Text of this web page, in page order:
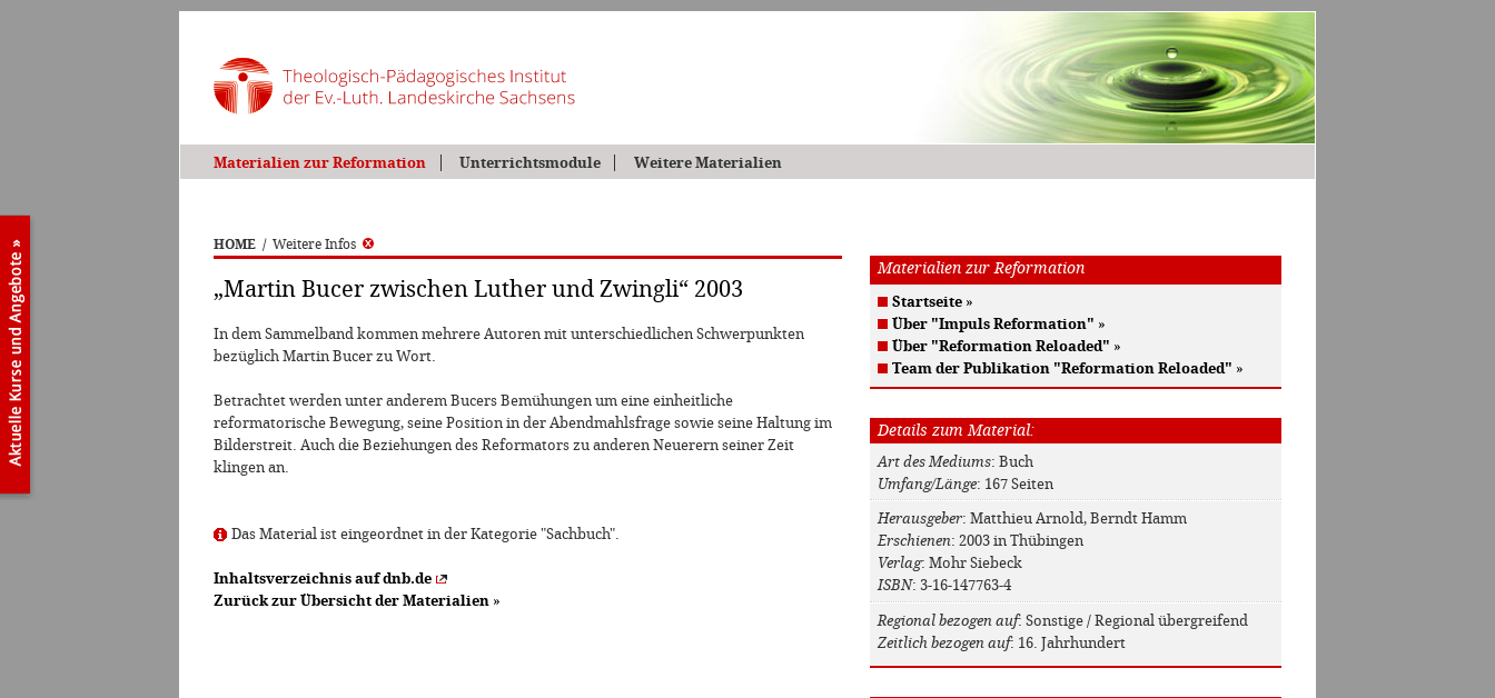
Materialien zur Reformation Unterrichtsmodule Weitere Materialien
HOME / Weitere Infos
„Martin Bucer zwischen Luther und Zwingli“ 2003
In dem Sammelband kommen mehrere Autoren mit unterschiedlichen Schwerpunkten
bezüglich Martin Bucer zu Wort.
Betrachtet werden unter anderem Bucers Bemühungen um eine einheitliche
reformatorische Bewegung, seine Position in der Abendmahlsfrage sowie seine Haltung im
Bilderstreit. Auch die Beziehungen des Reformators zu anderen Neuerern seiner Zeit
klingen an.
Das Material ist eingeordnet in der Kategorie "Sachbuch".
Inhaltsverzeichnis auf dnb.de
Zurück zur Übersicht der Materialien »
Materialien zur Reformation
Startseite »
Über "Impuls Reformation" »
Über "Reformation Reloaded" »
Team der Publikation "Reformation Reloaded" »
Details zum Material:
Art des Mediums: Buch
Umfang/Länge: 167 Seiten
Herausgeber: Matthieu Arnold, Berndt Hamm
Erschienen: 2003 in Thübingen
Verlag: Mohr Siebeck
ISBN: 3-16-147763-4
Regional bezogen auf: Sonstige / Regional übergreifend
Zeitlich bezogen auf: 16. Jahrhundert